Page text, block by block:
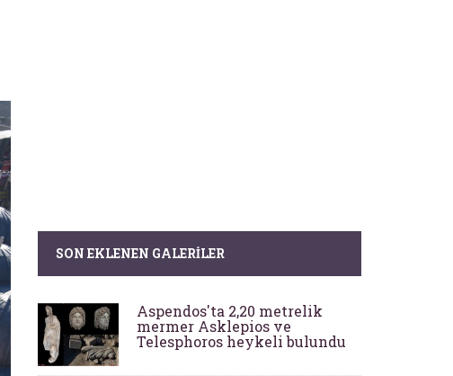
SON EKLENEN GALERILER
Aspendos'ta 2,20 metrelik
mermer Asklepios ve
Telesphoros heykeli bulundu